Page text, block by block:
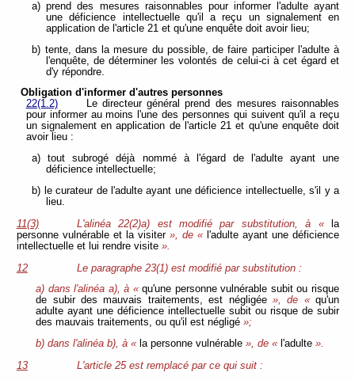
a) prend des mesures raisonnables pour informer l'adulte ayant
une déficience intellectuelle qu'il a reçu un signalement en
application de l'article 21 et qu'une enquête doit avoir lieu;
b) tente, dans la mesure du possible, de faire participer l'adulte à
l'enquête, de déterminer les volontés de celui-ci à cet égard et
d'y répondre.
Obligation d'informer d'autres personnes
22(1.2)
Le directeur général prend des mesures raisonnables
pour informer au moins l'une des personnes qui suivent qu'il a reçu
un signalement en application de l'article 21 et qu'une enquête doit
avoir lieu :
a) tout subrogé déjà nommé à l'égard de l'adulte ayant une
déficience intellectuelle;
b) le curateur de l'adulte ayant une déficience intellectuelle, s'il y a
lieu.
11(3)
L'alinéa 22(2)a) est modifié par substitution, à «
la
personne vulnérable et la visiter», de « l'adulte ayant une déficience
intellectuelle et lui rendre visite ».
12
Le paragraphe 23(1) est modifié par substitution :
a) dans l'alinéa a), à «qu'une personne vulnérable subit ou risque
de subir des mauvais traitements, est négligée », de «qu'un
adulte ayant une déficience intellectuelle subit ou risque de subir
des mauvais traitements, ou qu'il est négligé»;
b) dans l'alinéa b), à « la personne vulnérable », de « l'adulte ».
13
L'article 25 est remplacé par ce qui suit :